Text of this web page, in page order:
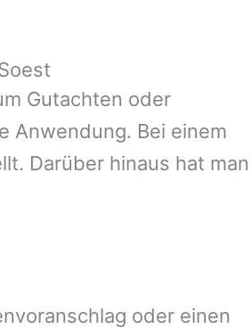
Gutachten oder
Anwendung. Bei einem
Darüber hinaus hat man
oder einen